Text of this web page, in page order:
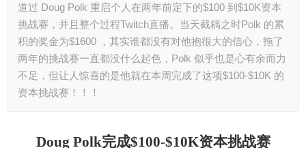
道过 Doug Polk 重启个人在两年前定下的$100 到$10K资本
挑战赛，并且整个过程Twitch直播。当天截稿之时Polk 的累
积的奖金为$1600 ，其实谁都没有对他抱很大的信心，拖了
两年的挑战赛一直都没什么起色，Polk 似乎也是心有余而力
不足，但让人惊喜的是他就在本周完成了这项$100-$10K 的
资本挑战赛！！！
Doug Polk完成$100-$10K资本挑战赛